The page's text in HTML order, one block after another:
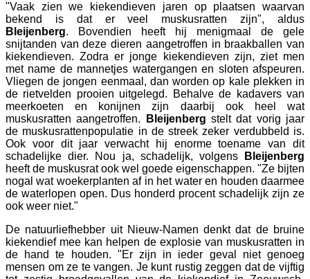
"Vaak zien we kiekendieven jaren op plaatsen waarvan
bekend is dat er veel muskusratten zijn", aldus
Bleijenberg. Bovendien heeft hij menigmaal de gele
snijtanden van deze dieren aangetroffen in braakballen van
kiekendieven. Zodra er jonge kiekendieven zijn, ziet men
met name de mannetjes watergangen en sloten afspeuren.
Vliegen de jongen eenmaal, dan worden op kale plekken in
de rietvelden prooien uitgelegd. Behalve de kadavers van
meerkoeten en konijnen zijn daarbij ook heel wat
muskusratten aangetroffen.
Bleijenberg stelt dat vorig jaar
de muskusrattenpopulatie in de streek zeker verdubbeld is.
Ook voor dit jaar verwacht hij enorme toename van dit
schadelijke dier. Nou ja, schadelijk, volgens
Bleijenberg
heeft de muskusrat ook wel goede eigenschappen. "Ze bijten
nogal wat woekerplanten af in het water en houden daarmee
de waterlopen open. Dus honderd procent schadelijk zijn ze
ook weer niet."
De natuurliefhebber uit Nieuw-Namen denkt dat de bruine
kiekendief mee kan helpen de explosie van muskusratten in
de hand te houden. "Er zijn in ieder geval niet genoeg
mensen om ze te vangen. Je kunt rustig zeggen dat de vijftig